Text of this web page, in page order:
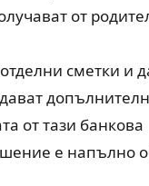
от
сметки и
от тази банкова
е напълно